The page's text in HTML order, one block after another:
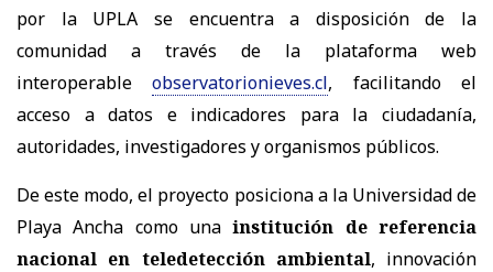
por la UPLA se encuentra a disposición de la
comunidad a través de la plataforma web
interoperable
observatorionieves.cl, facilitando el
acceso a datos e indicadores para la ciudadanía,
autoridades, investigadores y organismos públicos.
De este modo, el proyecto posiciona a la Universidad de
Playa Ancha como una institución de referencia
nacional en teledetección ambiental, innovación